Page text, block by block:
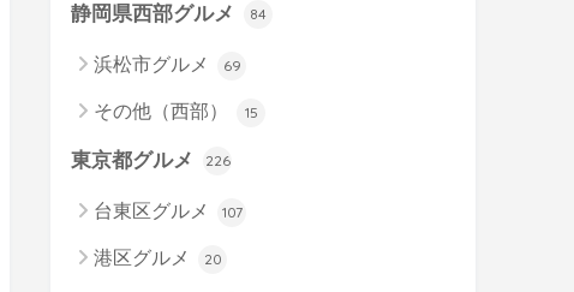
静岡県西部グルメ 84
浜松市グルメ 69
その他（西部） 15
東京都グルメ 226
台東区グルメ 107
港区グルメ 20